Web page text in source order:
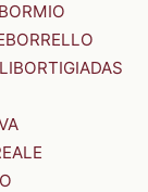
BORMIO
BORRELLO
BORTIGIADAS